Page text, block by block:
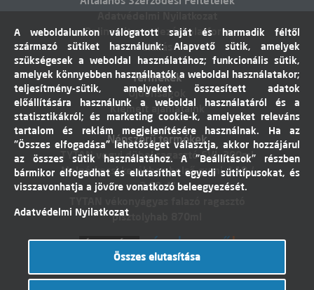
Online vitarendezési platform
Elállás
Termékek
Újdonságok
Kiemelt ajánlataink
Népszerű termékek
TYTAN vegyi dübel ragasztó EVI. 300ml
Molnárkocsi kerékhez belső gumi 4,10 /
3,50-4"
pisztolyhab 870ml
A weboldalunkon válogatott saját és harmadik féltől
származó sütiket használunk: Alapvető sütik, amelyek
szükségesek a weboldal használatához; funkcionális sütik,
amelyek könnyebben használhatók a weboldal használatakor;
teljesítmény-sütik, amelyeket összesített adatok
előállítására használunk a weboldal használatáról és a
statisztikákról; és marketing cookie-k, amelyeket releváns
tartalom és reklám megjelenítésére használnak. Ha az
"Összes elfogadása" lehetőséget választja, akkor hozzájárul
az összes sütik használatához. A "Beállítások" részben
bármikor elfogadhat és elutasíthat egyedi sütitípusokat, és
visszavonhatja a jövőre vonatkozó beleegyezését.
Adatvédelmi Nyilatkozat
Összes elutasítása